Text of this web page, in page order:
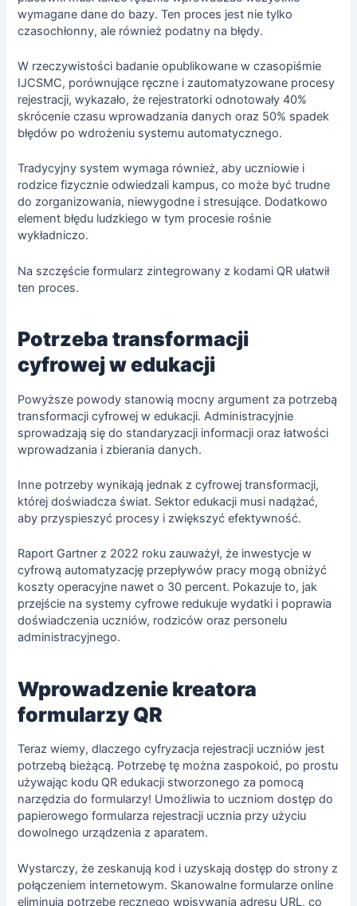
wymagane dane do bazy. Ten proces jest nie tylko
czasochłonny, ale również podatny na błędy.
W rzeczywistości badanie opublikowane w czasopiśmie
IJCSMC, porównujące ręczne i zautomatyzowane procesy
rejestracji, wykazało, że rejestratorki odnotowały 40%
skrócenie czasu wprowadzania danych oraz 50% spadek
błędów po wdrożeniu systemu automatycznego.
Tradycyjny system wymaga również, aby uczniowie i
rodzice fizycznie odwiedzali kampus, co może być trudne
do zorganizowania, niewygodne i stresujące. Dodatkowo
element błędu ludzkiego w tym procesie rośnie
wykładniczo.
Na szczęście formularz zintegrowany z kodami QR ułatwił
ten proces.
Potrzeba transformacji
cyfrowej w edukacji
Powyższe powody stanowią mocny argument za potrzebą
transformacji cyfrowej w edukacji. Administracyjnie
sprowadzają się do standaryzacji informacji oraz łatwości
wprowadzania i zbierania danych.
Inne potrzeby wynikają jednak z cyfrowej transformacji,
której doświadcza świat. Sektor edukacji musi nadążać,
aby przyspieszyć procesy i zwiększyć efektywność.
Raport Gartner z 2022 roku zauważył, że inwestycje w
cyfrową automatyzację przepływów pracy mogą obniżyć
koszty operacyjne nawet o 30 percent. Pokazuje to, jak
przejście na systemy cyfrowe redukuje wydatki i poprawia
doświadczenia uczniów, rodziców oraz personelu
administracyjnego.
Wprowadzenie kreatora
formularzy QR
Teraz wiemy, dlaczego cyfryzacja rejestracji uczniów jest
potrzebą bieżącą. Potrzebę tę można zaspokoić, po prostu
używając kodu QR edukacji stworzonego za pomocą
narzędzia do formularzy! Umożliwia to uczniom dostęp do
papierowego formularza rejestracji ucznia przy użyciu
dowolnego urządzenia z aparatem.
Wystarczy, że zeskanują kod i uzyskają dostęp do strony z
połączeniem internetowym. Skanowalne formularze online
eliminują potrzebę ręcznego wpisywania adresu URL, co